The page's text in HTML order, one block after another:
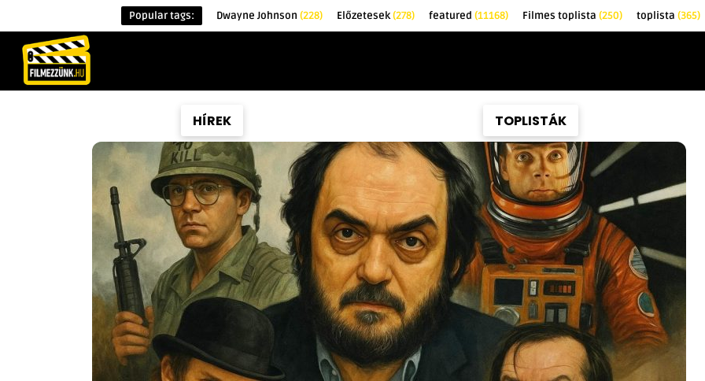
Popular tags: Dwayne Johnson (228) Előzetesek(278) featured (11168) Filmes toplista (250) toplista (365)
HÍREK TOPLISTÁK